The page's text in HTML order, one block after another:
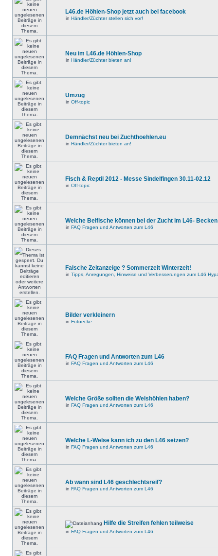
L46.de Höhlen-Shop jetzt auch bei facebook
in Händler/Züchter stellen sich vor!
Neu im L46.de Höhlen-Shop
in Händler/Züchter bieten an!
Umzug
in Off-topic
Demnächst neu bei Zuchthoehlen.eu
in Händler/Züchter bieten an!
Fisch & Reptil 2012 - Messe Sindelfingen 30.11-02.12
in Off-topic
Welche Beifische können bei der Zucht im L46-
in FAQ Fragen und Antworten zum L46
Falsche Zeitanzeige ? Sommerzeit Winterzeit!
in Tipps, Anregungen, Hinweise und Verbesserungen zum L46
Bilder verkleinern
in Fotoecke
FAQ Fragen und Antworten zum L46
in FAQ Fragen und Antworten zum L46
Welche Größe sollten die Welshöhlen haben?
in FAQ Fragen und Antworten zum L46
Welche L-Welse kann ich zu den L46 setzen?
in FAQ Fragen und Antworten zum L46
Ab wann sind L46 geschlechtsreif?
in FAQ Fragen und Antworten zum L46
Hilfe die Streifen fehlen teilweise
in FAQ Fragen und Antworten zum L46